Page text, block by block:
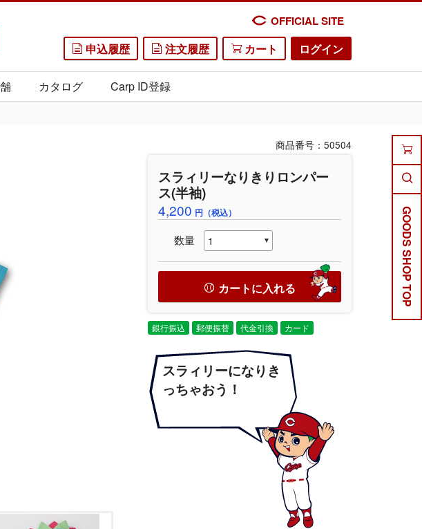
OFFICIAL SITE
申込履歴 注文履歴 カート ログイン
カタログ Carp ID登録
GOODS SHOP TOP
商品番号：50504
スラィリーなりきりロンパー
ス(半袖)
4,200 円（税込）
数量
カートに入れる
銀行振込 郵便振替 代金引換 カード
スラィリーになりき
っちゃおう！